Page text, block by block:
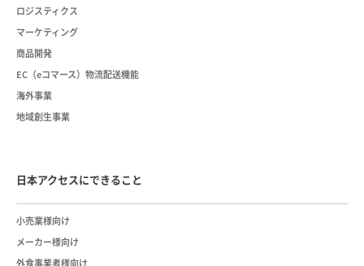
ロジスティクス
マーケティング
商品開発
EC（eコマース）物流配送機能
海外事業
地域創生事業
日本アクセスにできること
小売業様向け
メーカー様向け
外食事業者様向け